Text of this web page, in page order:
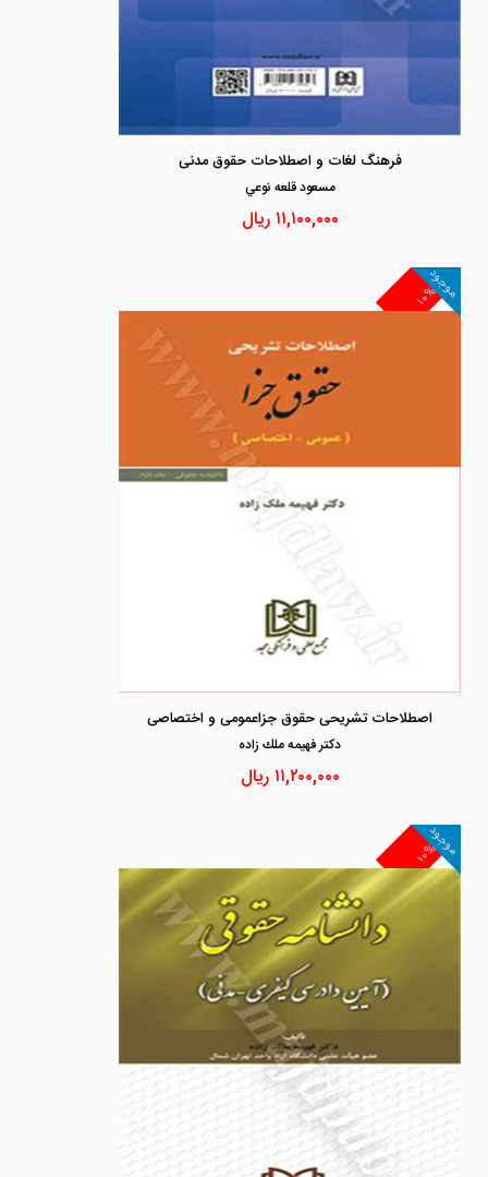
فرهنگ لغات و اصطلاحات حقوق مدنی
مسعود قلعه نوعي
۱۱,۱۰۰,۰۰۰ ریال
۱۰%
موجود
اصطلاحات تشریحی حقوق جزاعمومی و اختصاصی
دكتر فهيمه ملك زاده
۱۱,۲۰۰,۰۰۰ ریال
۱۰%
موجود